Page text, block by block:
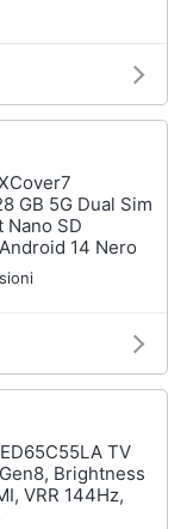
GB 5G Dual Sim
Nano SD
14 Nero
TV
Brightness
VRR 144Hz,